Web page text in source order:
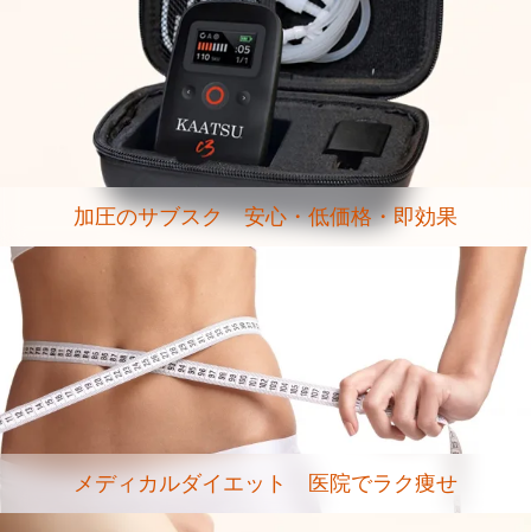
加圧のサブスク 安心・低価格・即効果
メディカルダイエット 医院でラク痩せ